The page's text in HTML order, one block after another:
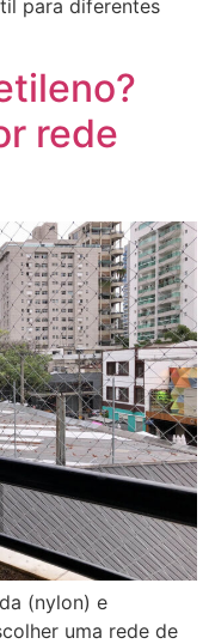
para diferentes
rede
(nylon) e
uma rede de